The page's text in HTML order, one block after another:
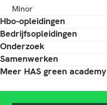
Minor
Hbo-opleidingen
Bedrijfsopleidingen
Onderzoek
Samenwerken
Meer HAS green academy